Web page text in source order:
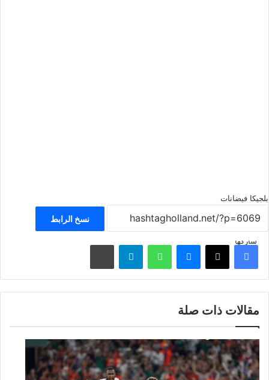
بلجيكا فيضانات
نسخ الرابط
شاركهافيسبوك ‫X ماسنجر واتساب تيلقرام مشاركة عبر البريد
مقالات ذات صلة